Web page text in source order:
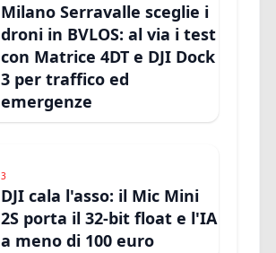
Milano Serravalle sceglie i
droni in BVLOS: al via i test
con Matrice 4DT e DJI Dock
3 per traffico ed
emergenze
3
DJI cala l'asso: il Mic Mini
2S porta il 32-bit float e l'IA
a meno di 100 euro